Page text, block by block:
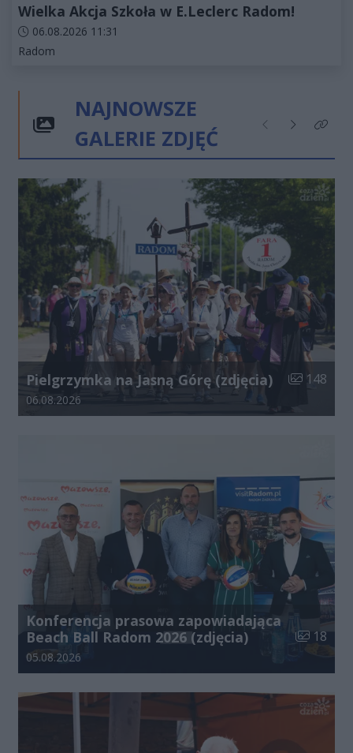
Wielka Akcja Szkoła w E.Leclerc Radom!
Data dodania artykułu:
06.08.2026 11:31
Kategorie artykułu:
Radom
NAJNOWSZE
GALERIE ZDJĘĆ
Poprzednie
NastępneKliknij
Pielgrzymka na Jasną Górę (zdjęcia) Liczba
148
Data dodania galerii:
06.08.2026
Konferencja prasowa zapowiadająca
Beach Ball Radom 2026 (zdjęcia)
Liczba
18
Data dodania galerii:
05.08.2026